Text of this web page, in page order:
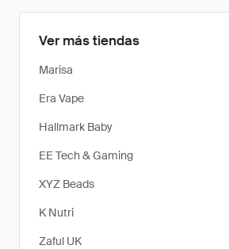
Ver más tiendas
Marisa
Era Vape
Hallmark Baby
EE Tech & Gaming
XYZ Beads
K Nutri
Zaful UK